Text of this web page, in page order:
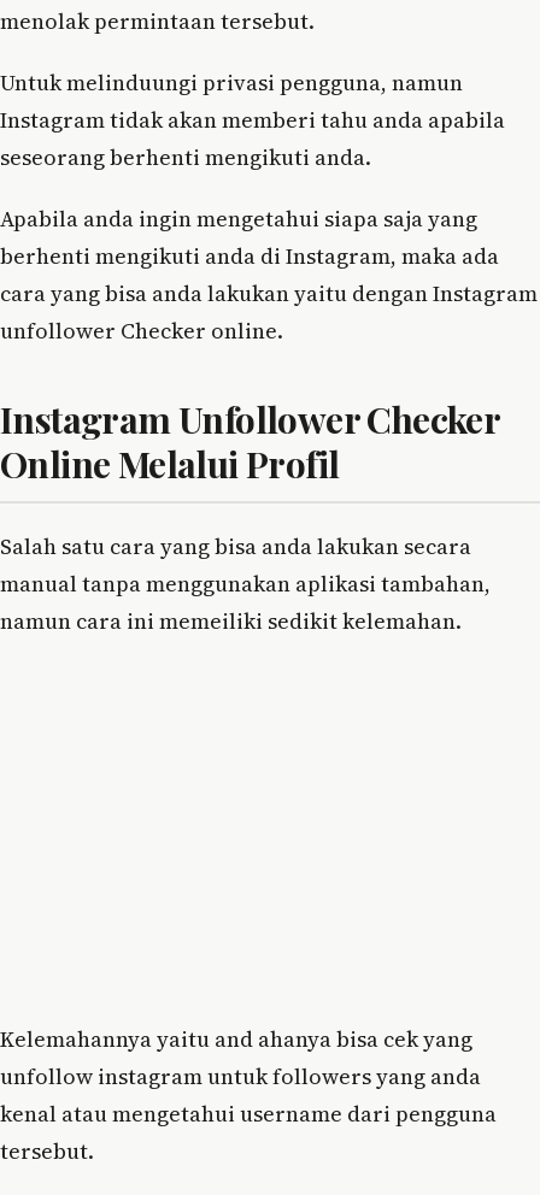
menolak permintaan tersebut.
Untuk melinduungi privasi pengguna, namun
Instagram tidak akan memberi tahu anda apabila
seseorang berhenti mengikuti anda.
Apabila anda ingin mengetahui siapa saja yang
berhenti mengikuti anda di Instagram, maka ada
cara yang bisa anda lakukan yaitu dengan Instagram
unfollower Checker online.
Instagram Unfollower Checker
Online Melalui Profil
Salah satu cara yang bisa anda lakukan secara
manual tanpa menggunakan aplikasi tambahan,
namun cara ini memeiliki sedikit kelemahan.
Kelemahannya yaitu and ahanya bisa cek yang
unfollow instagram untuk followers yang anda
kenal atau mengetahui username dari pengguna
tersebut.